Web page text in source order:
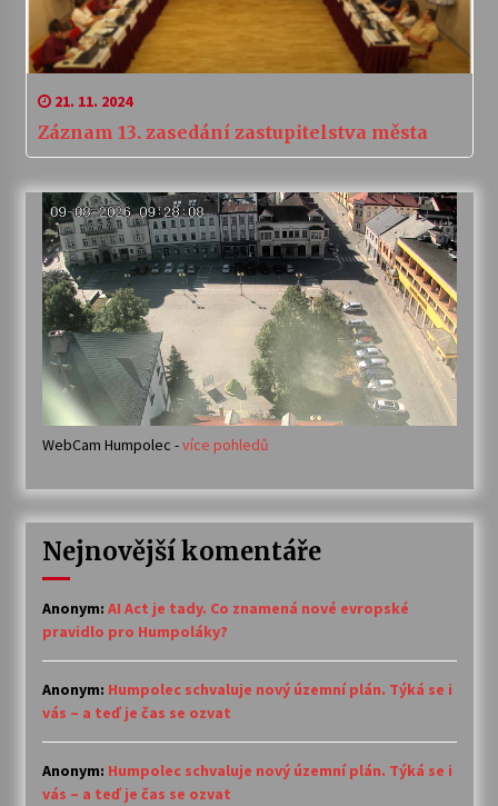
21. 11. 2024
Záznam 13. zasedání zastupitelstva města
WebCam Humpolec -více pohledů
Nejnovější komentáře
Anonym: AI Act je tady. Co znamená nové evropské
pravidlo pro Humpoláky?
Anonym: Humpolec schvaluje nový územní plán. Týká se i
vás – a teď je čas se ozvat
Anonym: Humpolec schvaluje nový územní plán. Týká se i
vás – a teď je čas se ozvat